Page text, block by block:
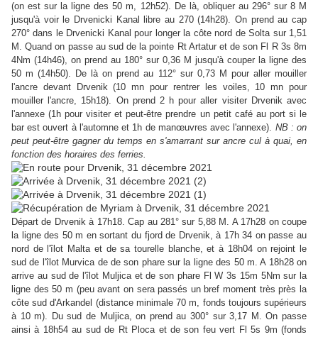
(on est sur la ligne des 50 m, 12h52). De là, obliquer au 296° sur 8 M
jusqu'à voir le Drvenicki Kanal libre au 270 (14h28). On prend au cap
270° dans le Drvenicki Kanal pour longer la côte nord de Solta sur 1,51
M. Quand on passe au sud de la pointe Rt Artatur et de son Fl R 3s 8m
4Nm (14h46), on prend au 180° sur 0,36 M jusqu'à couper la ligne des
50 m (14h50). De là on prend au 112° sur 0,73 M pour aller mouiller
l'ancre devant Drvenik (10 mn pour rentrer les voiles, 10 mn pour
mouiller l'ancre, 15h18). On prend 2 h pour aller visiter Drvenik avec
l'annexe (1h pour visiter et peut-être prendre un petit café au port si le
bar est ouvert à l'automne et 1h de manœuvres avec l'annexe). NB : on
peut peut-être gagner du temps en s'amarrant sur ancre cul à quai, en
fonction des horaires des ferries.
Départ de Drvenik à 17h18. Cap au 281° sur 5,88 M. A 17h28 on coupe
la ligne des 50 m en sortant du fjord de Drvenik, à 17h 34 on passe au
nord de l'îlot Malta et de sa tourelle blanche, et à 18h04 on rejoint le
sud de l'îlot Murvica de de son phare sur la ligne des 50 m. A 18h28 on
arrive au sud de l'îlot Muljica et de son phare Fl W 3s 15m 5Nm sur la
ligne des 50 m (peu avant on sera passés un bref moment très près la
côte sud d'Arkandel (distance minimale 70 m, fonds toujours supérieurs
à 10 m). Du sud de Muljica, on prend au 300° sur 3,17 M. On passe
ainsi à 18h54 au sud de Rt Ploca et de son feu vert Fl 5s 9m (fonds